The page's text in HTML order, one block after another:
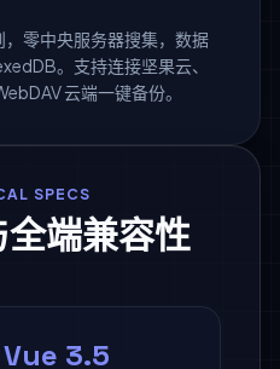
零中央服务器搜集，数据
。支持连接坚果云、
云端一键备份。
SPECS
端兼容性
3.5